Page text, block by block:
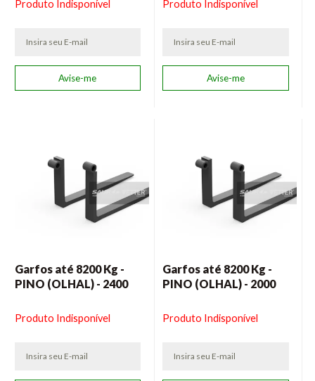
Produto Indisponível Produto Indisponível
Garfos até 8200 Kg -
PINO (OLHAL) - 2400
Produto Indisponível
Garfos até 8200 Kg -
PINO (OLHAL) - 2000
Produto Indisponível